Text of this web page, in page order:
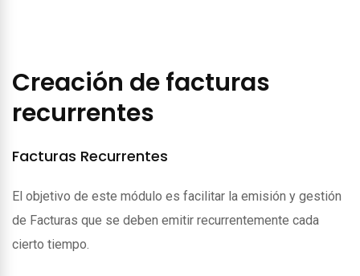
Creación de facturas
recurrentes
Facturas Recurrentes
El objetivo de este módulo es facilitar la emisión y gestión
de Facturas que se deben emitir recurrentemente cada
cierto tiempo.